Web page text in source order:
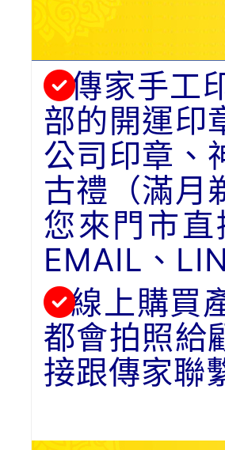
傳家手工
部的開運印
公司印章、
古禮（滿月
您來門市
EMAIL、
線上購買
都會拍照給
接跟傳家聯